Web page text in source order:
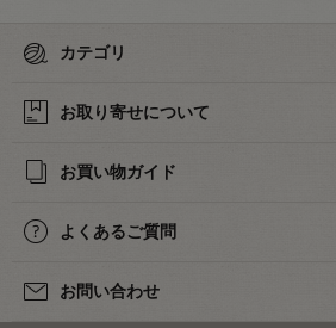
カテゴリ
お取り寄せについて
お買い物ガイド
よくあるご質問
お問い合わせ